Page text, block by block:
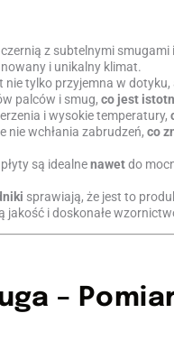
z subtelnymi
i unikalny klimat.
nie tylko przyjemna w
palców i smug, co jest
i wysokie temperatury,
nie wchłania zabrudzeń, co
są idealnenawetdo
sprawiają, że jest to
jakość i doskonałe
–